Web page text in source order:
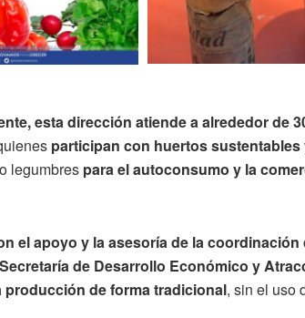
esta dirección atiende a alrededor de
participan con huertos
legumbres para el autoconsumo y la
el apoyo y la asesoría de la
Secretaría de Desarrollo Económico y
producción de forma tradicional, sin el uso